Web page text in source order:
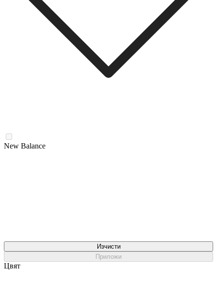
New Balance
Изчисти
Приложи
Цвят